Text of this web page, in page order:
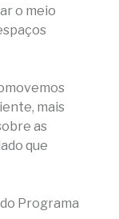
o meio
mais
as
que
Programa